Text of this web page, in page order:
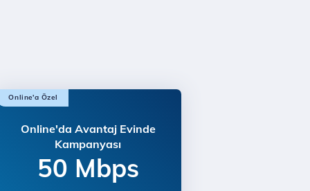
Online'a Özel
Online'da Avantaj Evinde
Kampanyası
50 Mbps